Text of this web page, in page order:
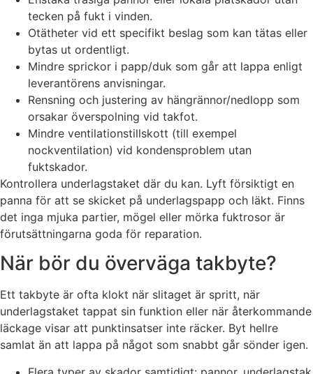
tecken på fukt i vinden.
Otätheter vid ett specifikt beslag som kan tätas eller
bytas ut ordentligt.
Mindre sprickor i papp/duk som går att lappa enligt
leverantörens anvisningar.
Rensning och justering av hängrännor/nedlopp som
orsakar överspolning vid takfot.
Mindre ventilationstillskott (till exempel
nockventilation) vid kondensproblem utan
fuktskador.
Kontrollera underlagstaket där du kan. Lyft försiktigt en
panna för att se skicket på underlagspapp och läkt. Finns
det inga mjuka partier, mögel eller mörka fuktrosor är
förutsättningarna goda för reparation.
När bör du överväga takbyte?
Ett takbyte är ofta klokt när slitaget är spritt, när
underlagstaket tappat sin funktion eller när återkommande
läckage visar att punktinsatser inte räcker. Byt hellre
samlat än att lappa på något som snabbt går sönder igen.